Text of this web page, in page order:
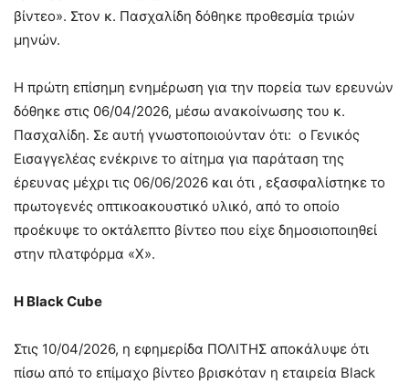
βίντεο». Στον κ. Πασχαλίδη δόθηκε προθεσμία τριών
μηνών.
Η πρώτη επίσημη ενημέρωση για την πορεία των ερευνών
δόθηκε στις 06/04/2026, μέσω ανακοίνωσης του κ.
Πασχαλίδη. Σε αυτή γνωστοποιούνταν ότι: ο Γενικός
Εισαγγελέας ενέκρινε το αίτημα για παράταση της
έρευνας μέχρι τις 06/06/2026 και ότι , εξασφαλίστηκε το
πρωτογενές οπτικοακουστικό υλικό, από το οποίο
προέκυψε το οκτάλεπτο βίντεο που είχε δημοσιοποιηθεί
στην πλατφόρμα «Χ».
Η Black Cube
Στις 10/04/2026, η εφημερίδα ΠΟΛΙΤΗΣ αποκάλυψε ότι
πίσω από το επίμαχο βίντεο βρισκόταν η εταιρεία Black